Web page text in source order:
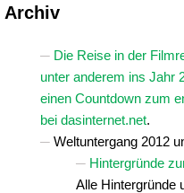
Archiv
Die Reise in der
unter anderem ins Jahr
einen Countdown zum
bei dasinternet.net.
Weltuntergang 2012
Hintergründe
Alle Hintergründe